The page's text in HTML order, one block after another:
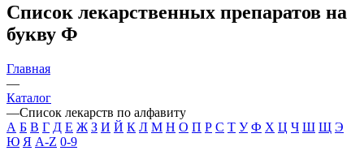
Список лекарственных препаратов на
букву Ф
Главная
—
Каталог
—Список лекарств по алфавиту
А Б В Г Д Е Ж З И Й К Л М Н О П Р С Т У Ф Х Ц Ч Ш Щ Э
Ю Я A-Z 0-9